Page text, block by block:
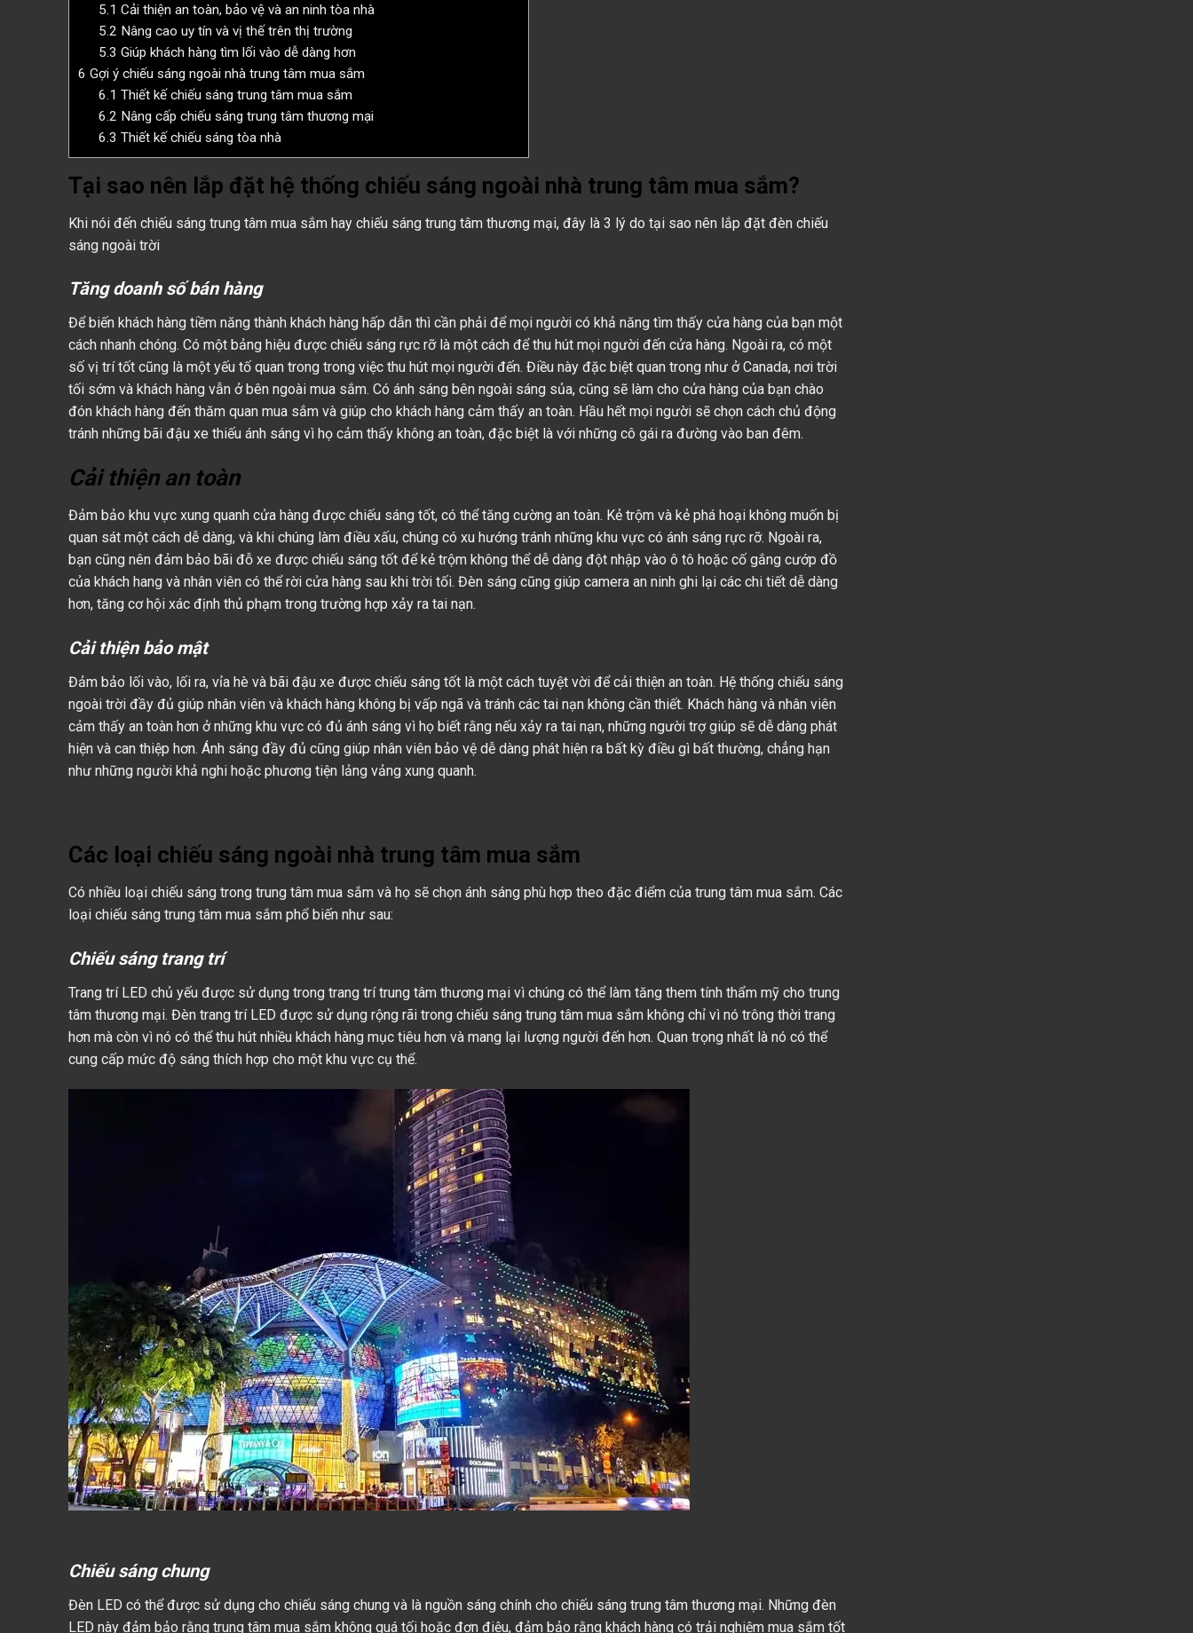
5.1 Cải thiện an toàn, bảo vệ và an ninh tòa nhà
5.2 Nâng cao uy tín và vị thế trên thị trường
5.3 Giúp khách hàng tìm lối vào dễ dàng hơn
6 Gợi ý chiếu sáng ngoài nhà trung tâm mua sắm
6.1 Thiết kế chiếu sáng trung tâm mua sắm
6.2 Nâng cấp chiếu sáng trung tâm thương mại
6.3 Thiết kế chiếu sáng tòa nhà
Tại sao nên lắp đặt hệ thống chiếu sáng ngoài nhà trung tâm mua sắm?
Khi nói đến chiếu sáng trung tâm mua sắm hay chiếu sáng trung tâm thương mại, đây là 3 lý do tại sao nên lắp đặt đèn chiếu
sáng ngoài trời
Tăng doanh số bán hàng
Để biến khách hàng tiềm năng thành khách hàng hấp dẫn thì cần phải để mọi người có khả năng tìm thấy cửa hàng của bạn một
cách nhanh chóng. Có một bảng hiệu được chiếu sáng rực rỡ là một cách để thu hút mọi người đến cửa hàng. Ngoài ra, có một
số vị trí tốt cũng là một yếu tố quan trong trong việc thu hút mọi người đến. Điều này đặc biệt quan trong như ở Canada, nơi trời
tối sớm và khách hàng vẫn ở bên ngoài mua sắm. Có ánh sáng bên ngoài sáng sủa, cũng sẽ làm cho cửa hàng của bạn chào
đón khách hàng đến thăm quan mua sắm và giúp cho khách hàng cảm thấy an toàn. Hầu hết mọi người sẽ chọn cách chủ động
tránh những bãi đậu xe thiếu ánh sáng vì họ cảm thấy không an toàn, đặc biệt là với những cô gái ra đường vào ban đêm.
Cải thiện an toàn
Đảm bảo khu vực xung quanh cửa hàng được chiếu sáng tốt, có thể tăng cường an toàn. Kẻ trộm và kẻ phá hoại không muốn bị
quan sát một cách dễ dàng, và khi chúng làm điều xấu, chúng có xu hướng tránh những khu vực có ánh sáng rực rỡ. Ngoài ra,
bạn cũng nên đảm bảo bãi đỗ xe được chiếu sáng tốt để kẻ trộm không thể dễ dàng đột nhập vào ô tô hoặc cố gắng cướp đồ
của khách hang và nhân viên có thể rời cửa hàng sau khi trời tối. Đèn sáng cũng giúp camera an ninh ghi lại các chi tiết dễ dàng
hơn, tăng cơ hội xác định thủ phạm trong trường hợp xảy ra tai nạn.
Cải thiện bảo mật
Đảm bảo lối vào, lối ra, vỉa hè và bãi đậu xe được chiếu sáng tốt là một cách tuyệt vời để cải thiện an toàn. Hệ thống chiếu sáng
ngoài trời đầy đủ giúp nhân viên và khách hàng không bị vấp ngã và tránh các tai nạn không cần thiết. Khách hàng và nhân viên
cảm thấy an toàn hơn ở những khu vực có đủ ánh sáng vì họ biết rằng nếu xảy ra tai nạn, những người trợ giúp sẽ dễ dàng phát
hiện và can thiệp hơn. Ánh sáng đầy đủ cũng giúp nhân viên bảo vệ dễ dàng phát hiện ra bất kỳ điều gì bất thường, chẳng hạn
như những người khả nghi hoặc phương tiện lảng vảng xung quanh.
Các loại chiếu sáng ngoài nhà trung tâm mua sắm
Có nhiều loại chiếu sáng trong trung tâm mua sắm và họ sẽ chọn ánh sáng phù hợp theo đặc điểm của trung tâm mua sắm. Các
loại chiếu sáng trung tâm mua sắm phổ biến như sau:
Chiếu sáng trang trí
Trang trí LED chủ yếu được sử dụng trong trang trí trung tâm thương mại vì chúng có thể làm tăng them tính thẩm mỹ cho trung
tâm thương mại. Đèn trang trí LED được sử dụng rộng rãi trong chiếu sáng trung tâm mua sắm không chỉ vì nó trông thời trang
hơn mà còn vì nó có thể thu hút nhiều khách hàng mục tiêu hơn và mang lại lượng người đến hơn. Quan trọng nhất là nó có thể
cung cấp mức độ sáng thích hợp cho một khu vực cụ thể.
Chiếu sáng chung
Đèn LED có thể được sử dụng cho chiếu sáng chung và là nguồn sáng chính cho chiếu sáng trung tâm thương mại. Những đèn
LED này đảm bảo rằng trung tâm mua sắm không quá tối hoặc đơn điệu, đảm bảo rằng khách hàng có trải nghiệm mua sắm tốt